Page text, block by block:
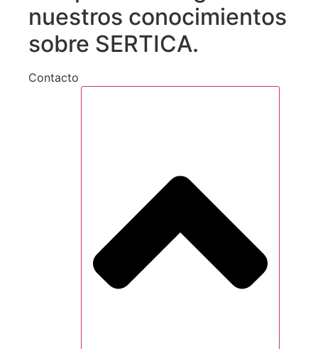
nuestros conocimientos
sobre SERTICA.
Contacto